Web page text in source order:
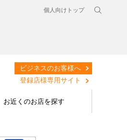
個人向けトップ
ビジネスのお客様へ
登録店様専用サイト
お近くのお店を探す